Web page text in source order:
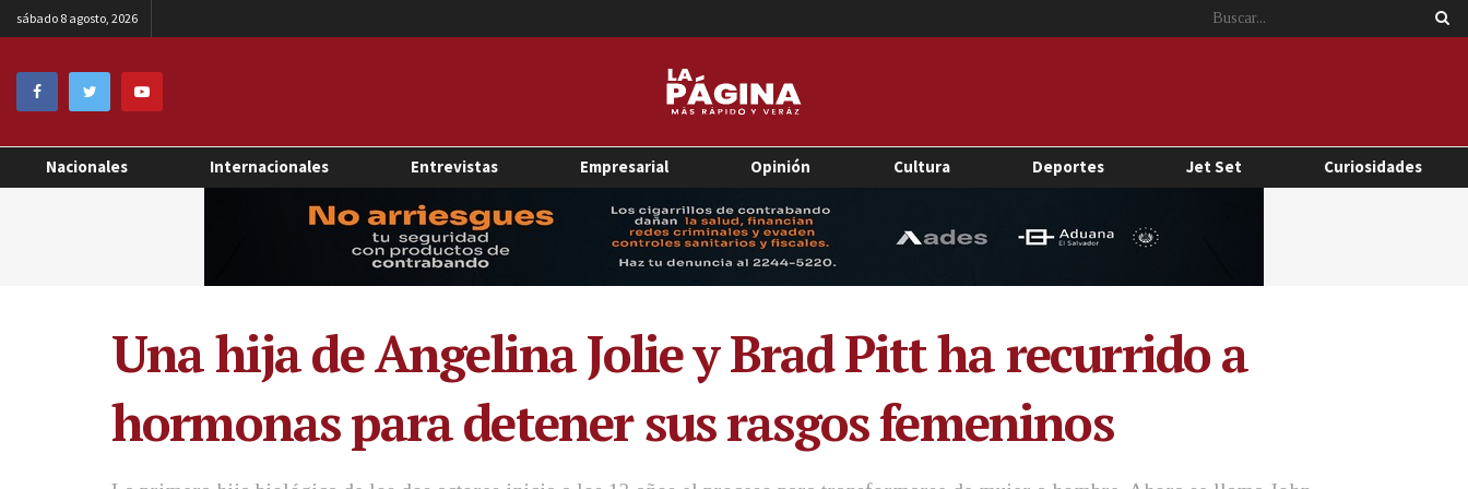
sábado 8 agosto, 2026
Nacionales Internacionales Entrevistas Empresarial Opinión Cultura Deportes Jet Set Curiosidades
Una hija de Angelina Jolie y Brad Pitt ha recurrido a
hormonas para detener sus rasgos femeninos